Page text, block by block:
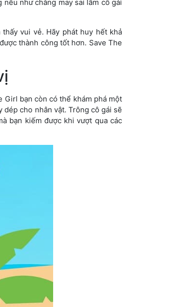
như chẳng may sai lầm cô gái
vui vẻ. Hãy phát huy hết khả
thành công tốt hơn. Save The
Girl bạn còn có thể khám phá một
cho nhân vật. Trông cô gái sẽ
bạn kiếm được khi vượt qua các